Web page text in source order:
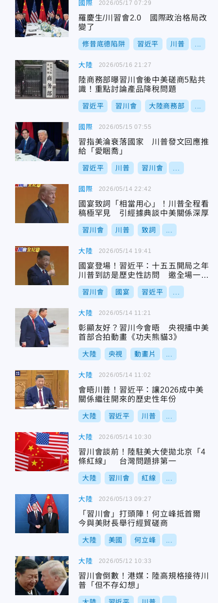
國際
羅慶生/川習會2.0 國際政治格局改
變了
修昔底德陷阱 習近平 川普
2026/05/17 07:29
大陸
陸商務部曝習川會後中美磋商5點共
識！重點討論產品降稅問題
習近平 習川會 大陸商務部
2026/05/16 21:27
國際
習指美淪衰落國家 川普發文回應推
給「愛睏喬」
習近平 川普 習川會
2026/05/15 07:55
國際
國宴致詞「相當用心」！川普全程看
稿極罕見 引經據典談中美關係深厚
習川會 川普 致詞
2026/05/14 22:42
大陸
國宴登場！習近平：十五五開局之年
川普到訪是歷史性訪問 邀全場一起
乾杯
習川會 國宴 習近平
2026/05/14 19:41
大陸
彰顯友好？習川今會晤 央視播中美
首部合拍動畫《功夫熊貓3》
大陸 央視 動畫片
2026/05/14 11:21
大陸
會晤川普！習近平：讓2026成中美
關係繼往開來的歷史性年份
大陸 習近平 川普
2026/05/14 11:02
大陸
習川會談前！陸駐美大使拋北京「4
條紅線」 台灣問題排第一
大陸 習川會 紅線
2026/05/14 10:30
大陸
「習川會」打頭陣！何立峰抵首爾
今與美財長舉行經貿磋商
大陸 美國 何立峰
2026/05/13 09:27
大陸
習川會倒數！港媒：陸高規格接待川
普「但不存幻想」
2026/05/12 10:33